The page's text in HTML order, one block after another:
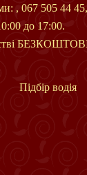
, 067 505 44
до 17:00.
Підбір водія